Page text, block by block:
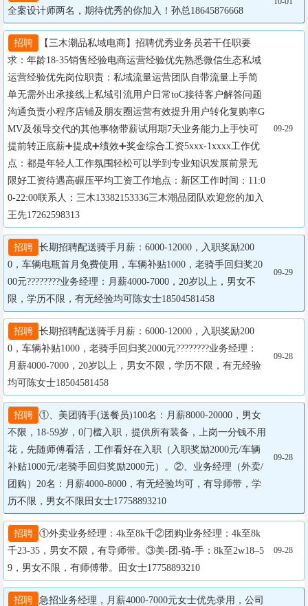
全案设计师两名，期待优秀的你加入！孙总18645876668
招聘
【三木潮品私域电商】招聘优秀业务员若干任职要
求：年龄18-35销售经验电商运营经验优先熟悉微信生态私域
运营经验优先岗位职责：私域流量运营团队自带流量上手简
单无需外出承接线上私域引流用户日常toC接待客户解答问题
沟通负责小程序店铺及朋友圈运营有效提升用户转化复购率G
MV及领导交代的其他事物带薪试用期7天业务能力上手快可
提前转正底薪➕提成➕绩效➕奖金综合工资5xxx-1xxxx工作优
点：都是年轻人工作氛围轻松可以学到专业知识发展前景无
限好工资待遇高碾压平均工资工作地点：新区工作时间：11:0
0-22:00联系人：三木13382153336三木潮品团队欢迎您的加入
王先17262598313
09-29
招聘 长期招聘配送骑手月薪：6000-12000，入职奖励200
0，车辆电瓶首月免费使用，车辆补贴1000，老骑手回归奖20
00元????????业务经理：月薪4000-7000，20岁以上，男女不
限，学历不限，有无经验均可陈女士18504581458
09-29
招聘 长期招聘配送骑手月薪：6000-12000，入职奖励200
0，车辆补贴1000，老骑手回归奖2000元????????业务经理：
月薪4000-7000，20岁以上，男女不限，学历不限，有无经验
均可陈女士18504581458
09-28
招聘 ①、美团骑手(送餐员)100名：月薪8000-20000，男女
不限，18-59岁，0门槛入职，提供所有装备，上岗一分钱不用
花，先随师傅看活，工作看好在入职（入职奖励2000元/车辆
补贴1000元/老骑手回归奖励2000元）。②、业务经理（外卖/
团购）20名：月薪4000-8000，有无经验均可，有导师带，学
历不限，男女不限田女士17758893210
09-28
招聘 ①外卖业务经理：4k至8k千②团购业务经理：4k至8k
千23-35，男女不限，有导师带。③美-团-骑-手：8k至2w18–5
9，男女不限，有师傅带。田女士17758893210
09-28
招聘 急招业务经理，月薪4000-7000元女士优先录用，公司